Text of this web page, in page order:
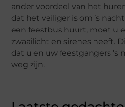
ander voordeel van het
dat het veiliger is om ’s
een feestbus huurt, moet u
zwaailicht en sirenes heeft.
dat u en uw feestgangers ’s
weg zijn.